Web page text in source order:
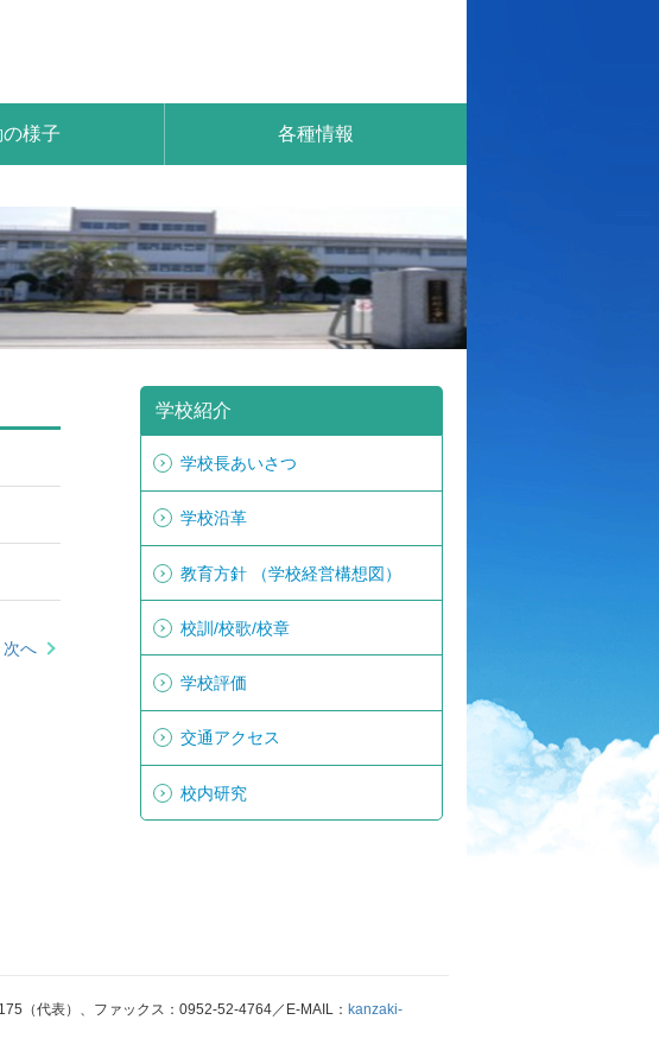
様子 各種情報
次へ
学校紹介
学校長あいさつ
学校沿革
教育方針 （学校経営構想図）
校訓/校歌/校章
学校評価
交通アクセス
校内研究
（代表）、ファックス：0952-52-4764／E-MAIL： kanzaki-